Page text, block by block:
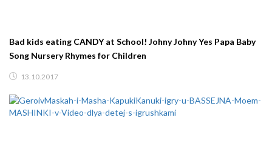
Bad kids eating CANDY at School! Johny Johny Yes Papa Baby
Song Nursery Rhymes for Children
13.10.2017